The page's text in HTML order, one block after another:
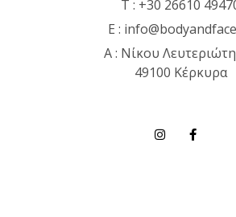
T : +30 26610
E :
Α : Νίκου
49100 Κέρκυρα